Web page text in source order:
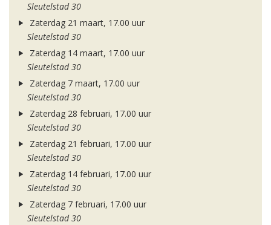
Sleutelstad 30
Zaterdag 21 maart, 17.00 uur
Sleutelstad 30
Zaterdag 14 maart, 17.00 uur
Sleutelstad 30
Zaterdag 7 maart, 17.00 uur
Sleutelstad 30
Zaterdag 28 februari, 17.00 uur
Sleutelstad 30
Zaterdag 21 februari, 17.00 uur
Sleutelstad 30
Zaterdag 14 februari, 17.00 uur
Sleutelstad 30
Zaterdag 7 februari, 17.00 uur
Sleutelstad 30